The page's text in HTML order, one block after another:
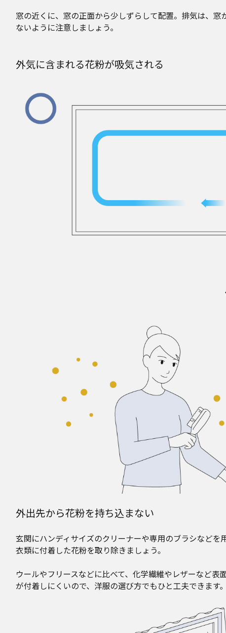
窓の近くに、窓の正面から少しずらして配置。排気は、
ないように注意しましょう。
外気に含まれる花粉が吸気される
外出先から花粉を持ち込まない
玄関にハンディサイズのクリーナーや専用のブラシなどを
衣類に付着した花粉を取り除きましょう。
ウールやフリースなどに比べて、化学繊維やレザーなど表
が付着しにくいので、洋服の選び方でもひと工夫できます。